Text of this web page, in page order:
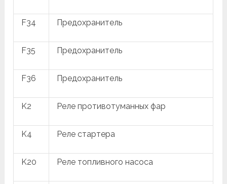
F34 Предохранитель
F35 Предохранитель
F36 Предохранитель
K2 Реле противотуманных фар
K4 Реле стартера
K20 Реле топливного насоса